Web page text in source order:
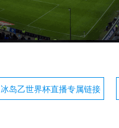
冰岛乙世界杯直播专属链接